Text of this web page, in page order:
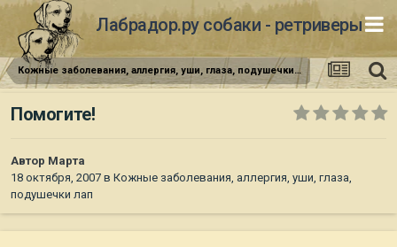
Лабрадор.ру собаки - ретриверы
Кожные заболевания, аллергия, уши, глаза, подушечки лап
Помогите!
Автор Марта
18 октября, 2007 в Кожные заболевания, аллергия, уши, глаза,
подушечки лап